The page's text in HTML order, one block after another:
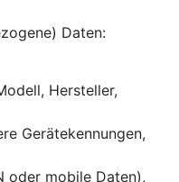
Daten:
Hersteller,
Gerätekennungen,
oder mobile Daten),